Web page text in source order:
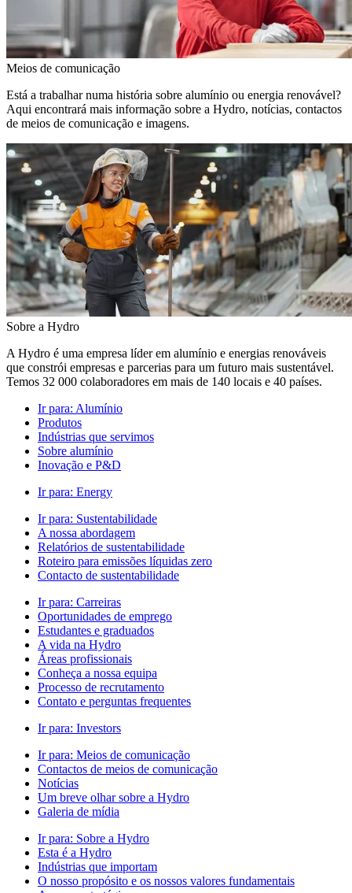
Meios de comunicação
Está a trabalhar numa história sobre alumínio ou energia renovável?
Aqui encontrará mais informação sobre a Hydro, notícias, contactos
de meios de comunicação e imagens.
Sobre a Hydro
A Hydro é uma empresa líder em alumínio e energias renováveis
que constrói empresas e parcerias para um futuro mais sustentável.
Temos 32 000 colaboradores em mais de 140 locais e 40 países.
Ir para: Alumínio
Produtos
Indústrias que servimos
Sobre alumínio
Inovação e P&D
Ir para: Energy
Ir para: Sustentabilidade
A nossa abordagem
Relatórios de sustentabilidade
Roteiro para emissões líquidas zero
Contacto de sustentabilidade
Ir para: Carreiras
Oportunidades de emprego
Estudantes e graduados
A vida na Hydro
Áreas profissionais
Conheça a nossa equipa
Processo de recrutamento
Contato e perguntas frequentes
Ir para: Investors
Ir para: Meios de comunicação
Contactos de meios de comunicação
Notícias
Um breve olhar sobre a Hydro
Galeria de mídia
Ir para: Sobre a Hydro
Esta é a Hydro
Indústrias que importam
O nosso propósito e os nossos valores fundamentais